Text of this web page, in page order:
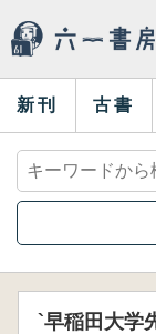
新刊 古書
`早稲田大学